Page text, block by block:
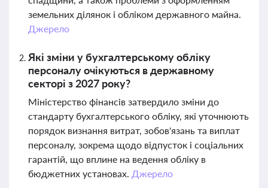
земельних ділянок і обліком державного майна.
Джерело
Які зміни у бухгалтерському обліку
персоналу очікуються в державному
секторі з 2027 року?
Міністерство фінансів затвердило зміни до
стандарту бухгалтерського обліку, які уточнюють
порядок визнання витрат, зобов'язань та виплат
персоналу, зокрема щодо відпусток і соціальних
гарантій, що вплине на ведення обліку в
бюджетних установах. Джерело